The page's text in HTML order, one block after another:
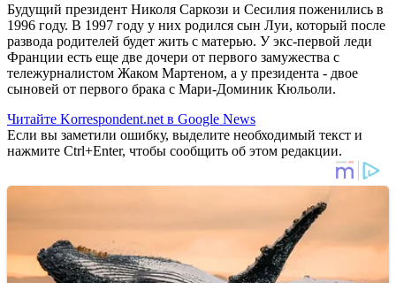
Будущий президент Николя Саркози и Сесилия поженились в
1996 году. В 1997 году у них родился сын Луи, который после
развода родителей будет жить с матерью. У экс-первой леди
Франции есть еще две дочери от первого замужества с
тележурналистом Жаком Мартеном, а у президента - двое
сыновей от первого брака с Мари-Доминик Кюльоли.
Читайте Korrespondent.net в Google News
Если вы заметили ошибку, выделите необходимый текст и
нажмите Ctrl+Enter, чтобы сообщить об этом редакции.